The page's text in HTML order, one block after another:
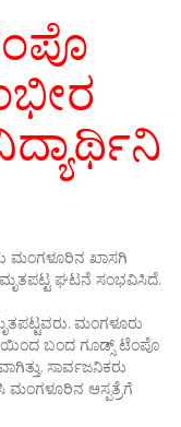
ಮಂಗಳೂರಿನ ಖಾಸಗಿ
ಮೃತಪಟ್ಟ ಘಟನೆ ಸಂಭವಿಸಿದೆ.
ಮಂಗಳೂರು
ಬಂದ ಗೂಡ್ಸ್ ಟೆಂಪೊ
ಸಾರ್ವಜನಿಕರು
ಮಂಗಳೂರಿನ ಆಸ್ಪತ್ರೆಗೆ